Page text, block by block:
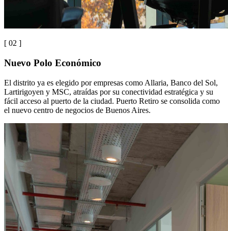
[ 02 ]
Nuevo Polo Económico
El distrito ya es elegido por empresas como Allaria, Banco del Sol,
Lartirigoyen y MSC, atraídas por su conectividad estratégica y su
fácil acceso al puerto de la ciudad. Puerto Retiro se consolida como
el nuevo centro de negocios de Buenos Aires.